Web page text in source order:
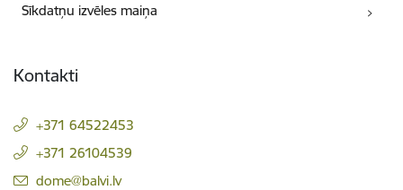
Sīkdatņu izvēles maiņa
Kontakti
+371 64522453
+371 26104539
E-pasts:
dome@balvi.lv